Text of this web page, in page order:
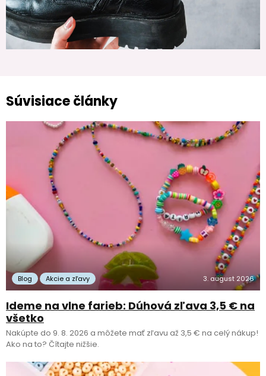
Súvisiace články
Blog Akcie a zľavy 3. august 2026
Ideme na vlne farieb: Dúhová zľava 3,5 € na
všetko
Nakúpte do 9. 8. 2026 a môžete mať zľavu až 3,5 € na celý nákup!
Ako na to? Čítajte nižšie.